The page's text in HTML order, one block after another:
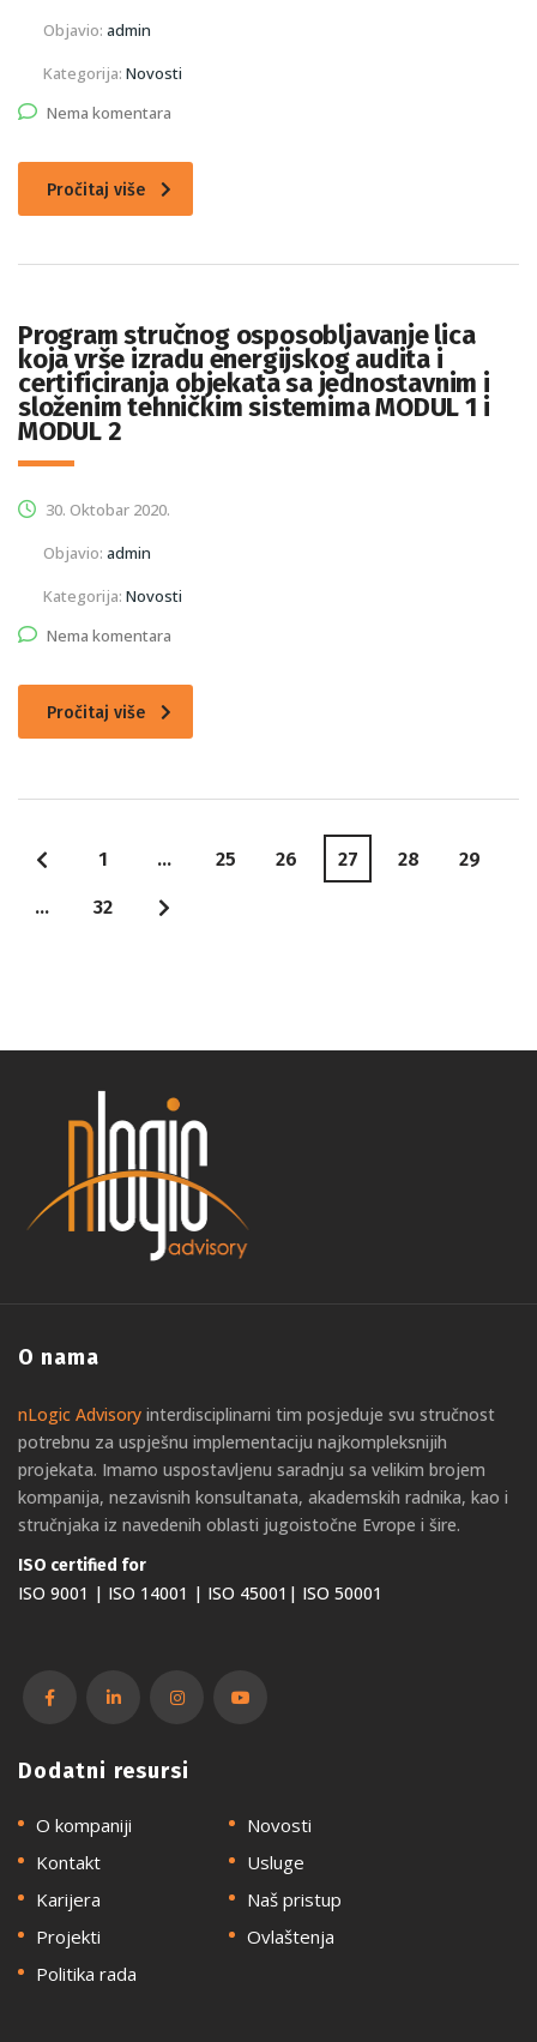
Objavio: admin
Kategorija: Novosti
Nema komentara
Pročitaj više
Program stručnog osposobljavanje lica
koja vrše izradu energijskog audita i
certificiranja objekata sa jednostavnim i
složenim tehničkim sistemima MODUL 1 i
MODUL 2
30. Oktobar 2020.
Objavio: admin
Kategorija: Novosti
Nema komentara
Pročitaj više
1 … 25 26 27 28 29
… 32
O nama
nLogic Advisory interdisciplinarni tim posjeduje svu stručnost
potrebnu za uspješnu implementaciju najkompleksnijih
projekata. Imamo uspostavljenu saradnju sa velikim brojem
kompanija, nezavisnih konsultanata, akademskih radnika, kao i
stručnjaka iz navedenih oblasti jugoistočne Evrope i šire.
ISO certified for
ISO 9001 | ISO 14001 | ISO 45001| ISO 50001
Dodatni resursi
O kompaniji
Novosti
Kontakt
Usluge
Karijera
Naš pristup
Projekti
Ovlaštenja
Politika rada